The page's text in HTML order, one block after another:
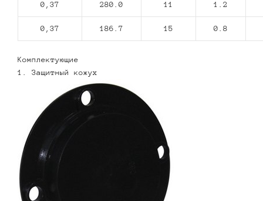
0,37 280.0 11 1.2
0,37 186.7 15 0.8
Комплектующие
1. Защитный кожух